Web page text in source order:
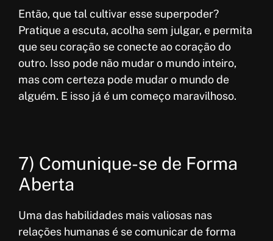
Então, que tal cultivar esse superpoder?
Pratique a escuta, acolha sem julgar, e permita
que seu coração se conecte ao coração do
outro. Isso pode não mudar o mundo inteiro,
mas com certeza pode mudar o mundo de
alguém. E isso já é um começo maravilhoso.
7) Comunique-se de Forma
Aberta
Uma das habilidades mais valiosas nas
relações humanas é se comunicar de forma